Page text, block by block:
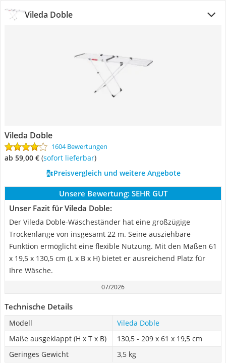
Vileda Doble
Vileda Doble
1604 Bewertungen
ab 59,00 € ( Sofort lieferbar)
Preisvergleich und weitere Angebote
Unsere Bewertung: SEHR GUT
Unser Fazit für Vileda Doble:
Der Vileda Doble-Wäscheständer hat eine großzügige
Trockenlänge von insgesamt 22 m. Seine ausziehbare
Funktion ermöglicht eine flexible Nutzung. Mit den Maßen 61
x 19,5 x 130,5 cm (L x B x H) bietet er ausreichend Platz für
Ihre Wäsche.
07/2026
Technische Details
Modell
Vileda Doble
Maße ausgeklappt (H x T x B)
130,5 - 209 x 61 x 19,5 cm
Geringes Gewicht
3,5 kg